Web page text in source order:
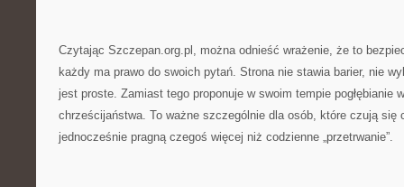
Czytając Szczepan.org.pl, można odnieść wrażenie, że to
każdy ma prawo do swoich pytań. Strona nie stawia barier, nie
jest proste. Zamiast tego proponuje w swoim tempie pogłębianie
chrześcijaństwa. To ważne szczególnie dla osób, które czują się
jednocześnie pragną czegoś więcej niż codzienne „przetrwanie”.